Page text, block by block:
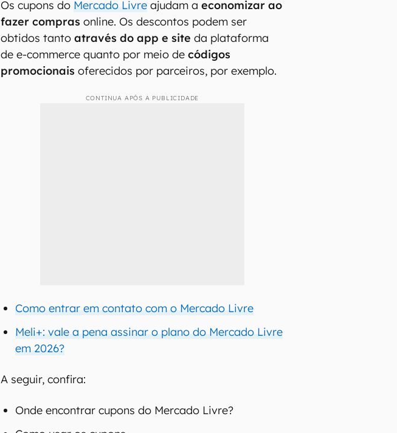
Os cupons do Mercado Livre ajudam aeconomizar ao
fazer compras online. Os descontos podem ser
obtidos tantoatravés do app e site da plataforma
de e-commerce quanto por meio decódigos
promocionais oferecidos por parceiros, por exemplo.
CONTINUA APÓS A PUBLICIDADE
Como entrar em contato com o Mercado Livre
Meli+: vale a pena assinar o plano do Mercado Livre
em 2026?
A seguir, confira:
Onde encontrar cupons do Mercado Livre?